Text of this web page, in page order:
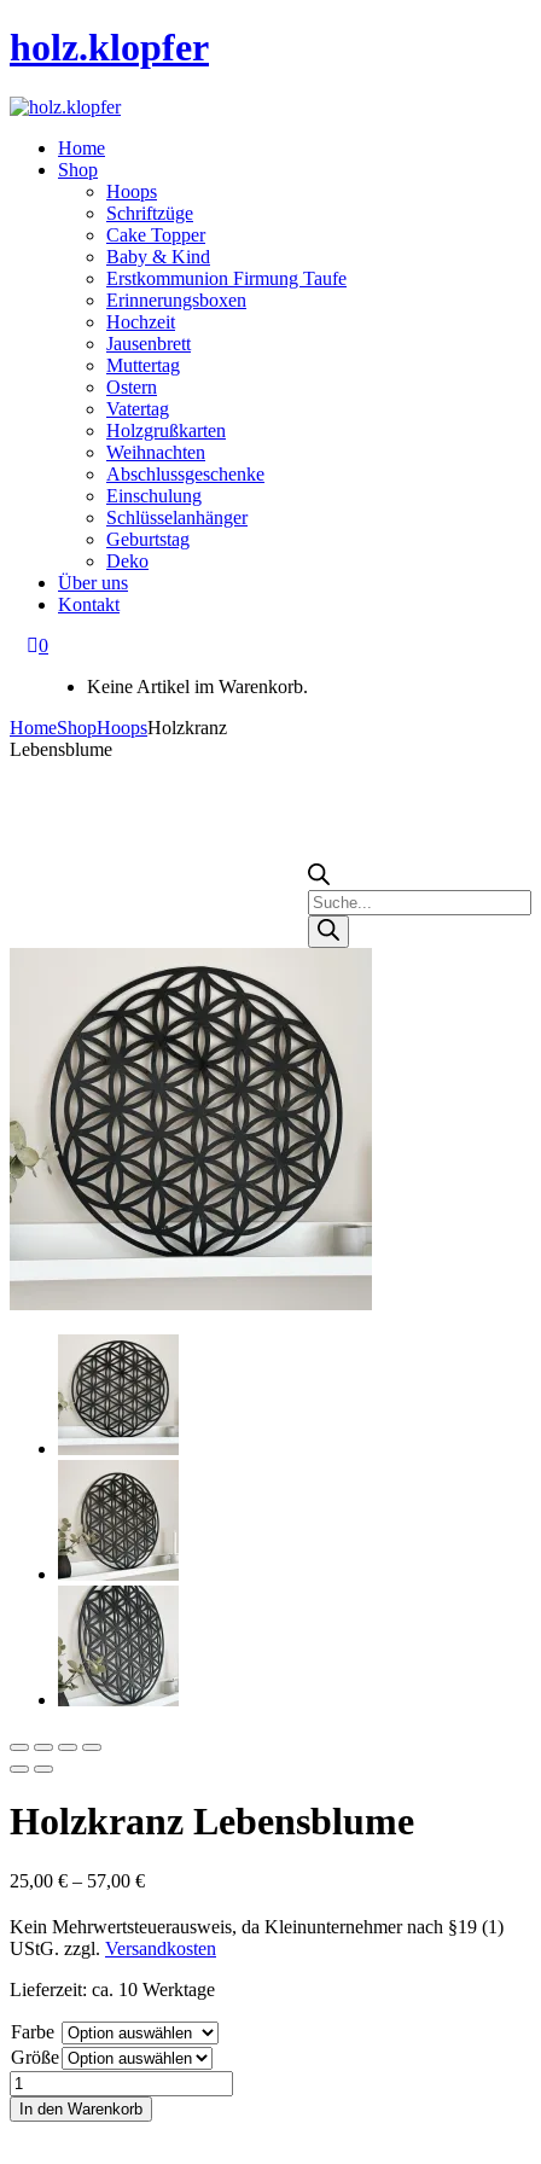
holz.klopfer
Home
Shop
Hoops
Schriftzüge
Cake Topper
Baby & Kind
Erstkommunion Firmung Taufe
Erinnerungsboxen
Hochzeit
Jausenbrett
Muttertag
Ostern
Vatertag
Holzgrußkarten
Weihnachten
Abschlussgeschenke
Einschulung
Schlüsselanhänger
Geburtstag
Deko
Über uns
Kontakt
Products
search
0
Keine Artikel im Warenkorb.
HomeShopHoopsHolzkranz
Lebensblume
Holzkranz Lebensblume
25,00 € – 57,00 €
Kein Mehrwertsteuerausweis, da Kleinunternehmer nach §19 (1)
UStG. zzgl. Versandkosten
Lieferzeit: ca. 10 Werktage
Farbe
Größe
Holzkranz
Lebensblume
Menge
In den Warenkorb